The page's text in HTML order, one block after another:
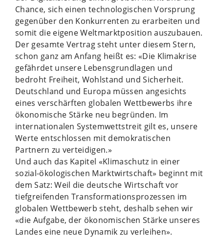
Chance, sich einen technologischen Vorsprung
gegenüber den Konkurrenten zu erarbeiten und
somit die eigene Weltmarktposition auszubauen.
Der gesamte Vertrag steht unter diesem Stern,
schon ganz am Anfang heißt es: «Die Klimakrise
gefährdet unsere Lebensgrundlagen und
bedroht Freiheit, Wohlstand und Sicherheit.
Deutschland und Europa müssen angesichts
eines verschärften globalen Wettbewerbs ihre
ökonomische Stärke neu begründen. Im
internationalen Systemwettstreit gilt es, unsere
Werte entschlossen mit demokratischen
Partnern zu verteidigen.»
Und auch das Kapitel «Klimaschutz in einer
sozial-ökologischen Marktwirtschaft» beginnt mit
dem Satz: Weil die deutsche Wirtschaft vor
tiefgreifenden Transformationsprozessen im
globalen Wettbewerb steht, deshalb sehen wir
«die Aufgabe, der ökonomischen Stärke unseres
Landes eine neue Dynamik zu verleihen».